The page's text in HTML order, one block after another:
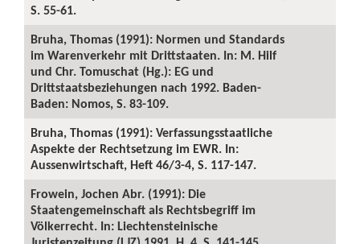
S. 55-61.
Bruha, Thomas (1991): Normen und Standards
im Warenverkehr mit Drittstaaten. In: M. Hilf
und Chr. Tomuschat (Hg.): EG und
Drittstaatsbeziehungen nach 1992. Baden-
Baden: Nomos, S. 83-109.
Bruha, Thomas (1991): Verfassungsstaatliche
Aspekte der Rechtsetzung im EWR. In:
Aussenwirtschaft, Heft 46/3-4, S. 117-147.
Frowein, Jochen Abr. (1991): Die
Staatengemeinschaft als Rechtsbegriff im
Völkerrecht. In: Liechtensteinische